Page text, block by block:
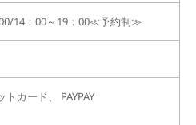
14：00～19：00≪予約制≫
トカード、 PAYPAY